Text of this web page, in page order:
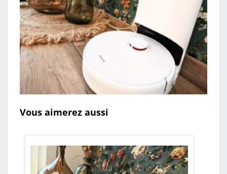
Vous aimerez aussi